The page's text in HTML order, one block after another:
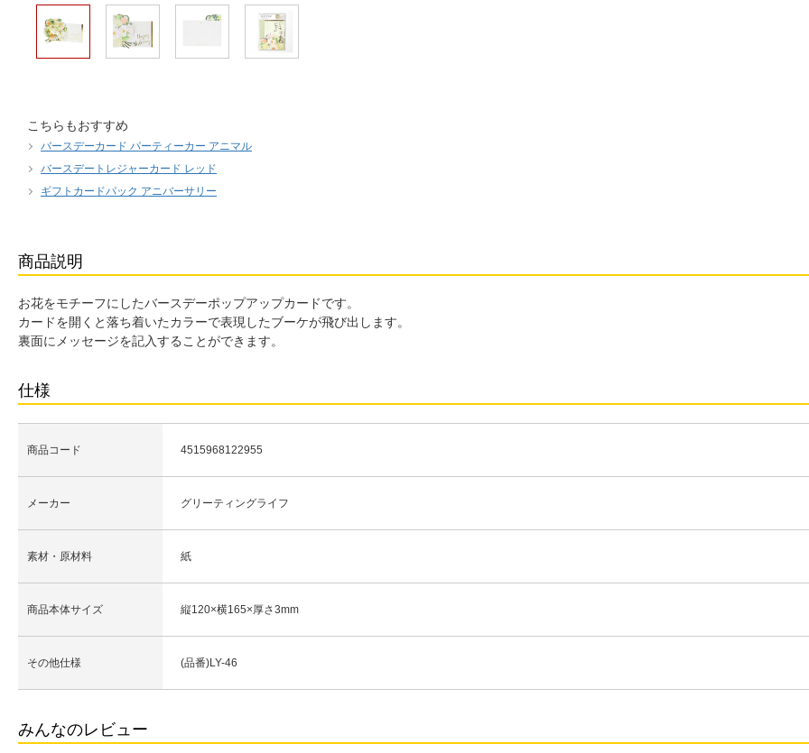
こちらもおすすめ
バースデーカード パーティーカー アニマル
バースデートレジャーカード レッド
ギフトカードパック アニバーサリー
商品説明
お花をモチーフにしたバースデーポップアップカードです。
カードを開くと落ち着いたカラーで表現したブーケが飛び出します。
裏面にメッセージを記入することができます。
仕様
商品コード 4515968122955
メーカー グリーティングライフ
素材・原材料 紙
商品本体サイズ 縦120×横165×厚さ3mm
その他仕様 (品番)LY-46
みんなのレビュー